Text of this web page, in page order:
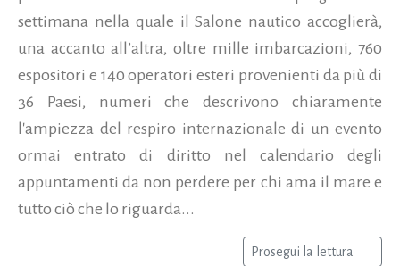
settimana nella quale il Salone nautico accoglierà,
una accanto all’altra, oltre mille imbarcazioni, 760
espositori e 140 operatori esteri provenienti da più di
36 Paesi, numeri che descrivono chiaramente
l'ampiezza del respiro internazionale di un evento
ormai entrato di diritto nel calendario degli
appuntamenti da non perdere per chi ama il mare e
tutto ciò che lo riguarda...
Prosegui la lettura